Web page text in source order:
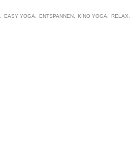
EASY YOGA ENTSPANNEN KINO YOGA RELAX